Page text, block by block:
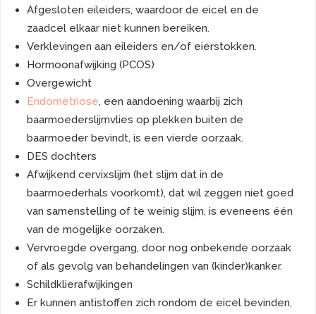
Afgesloten eileiders, waardoor de eicel en de
zaadcel elkaar niet kunnen bereiken.
Verklevingen aan eileiders en/of eierstokken.
Hormoonafwijking (PCOS)
Overgewicht
Endometriose, een aandoening waarbij zich
baarmoederslijmvlies op plekken buiten de
baarmoeder bevindt, is een vierde oorzaak.
DES dochters
Afwijkend cervixslijm (het slijm dat in de
baarmoederhals voorkomt), dat wil zeggen niet goed
van samenstelling of te weinig slijm, is eveneens één
van de mogelijke oorzaken.
Vervroegde overgang, door nog onbekende oorzaak
of als gevolg van behandelingen van (kinder)kanker.
Schildklierafwijkingen
Er kunnen antistoffen zich rondom de eicel bevinden,